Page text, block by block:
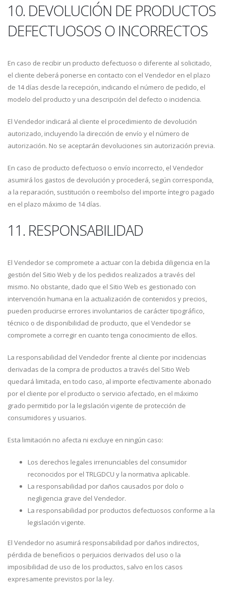
10. DEVOLUCIÓN DE PRODUCTOS
DEFECTUOSOS O INCORRECTOS
En caso de recibir un producto defectuoso o diferente al solicitado,
el cliente deberá ponerse en contacto con el Vendedor en el plazo
de 14 días desde la recepción, indicando el número de pedido, el
modelo del producto y una descripción del defecto o incidencia.
El Vendedor indicará al cliente el procedimiento de devolución
autorizado, incluyendo la dirección de envío y el número de
autorización. No se aceptarán devoluciones sin autorización previa.
En caso de producto defectuoso o envío incorrecto, el Vendedor
asumirá los gastos de devolución y procederá, según corresponda,
a la reparación, sustitución o reembolso del importe íntegro pagado
en el plazo máximo de 14 días.
11. RESPONSABILIDAD
El Vendedor se compromete a actuar con la debida diligencia en la
gestión del Sitio Web y de los pedidos realizados a través del
mismo. No obstante, dado que el Sitio Web es gestionado con
intervención humana en la actualización de contenidos y precios,
pueden producirse errores involuntarios de carácter tipográfico,
técnico o de disponibilidad de producto, que el Vendedor se
compromete a corregir en cuanto tenga conocimiento de ellos.
La responsabilidad del Vendedor frente al cliente por incidencias
derivadas de la compra de productos a través del Sitio Web
quedará limitada, en todo caso, al importe efectivamente abonado
por el cliente por el producto o servicio afectado, en el máximo
grado permitido por la legislación vigente de protección de
consumidores y usuarios.
Esta limitación no afecta ni excluye en ningún caso:
Los derechos legales irrenunciables del consumidor
reconocidos por el TRLGDCU y la normativa aplicable.
La responsabilidad por daños causados por dolo o
negligencia grave del Vendedor.
La responsabilidad por productos defectuosos conforme a la
legislación vigente.
El Vendedor no asumirá responsabilidad por daños indirectos,
pérdida de beneficios o perjuicios derivados del uso o la
imposibilidad de uso de los productos, salvo en los casos
expresamente previstos por la ley.